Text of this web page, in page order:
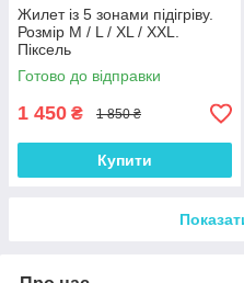
Жилет із 5 зонами підігріву.
Розмір М / L / XL / XXL.
Піксель
Готово до відправки
1 450 ₴ 1 850 ₴
Купити